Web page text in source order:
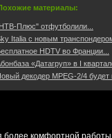
материалы:
Плюс" отфутболили...
Italia с новым
HDTV во Франции...
«Датагруп» в І
декодер MPEG-2/4 будет
комфортной